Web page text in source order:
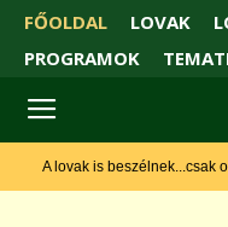
FŐOLDAL LOVAK
PROGRAMOK
A lovak is beszélnek...csak